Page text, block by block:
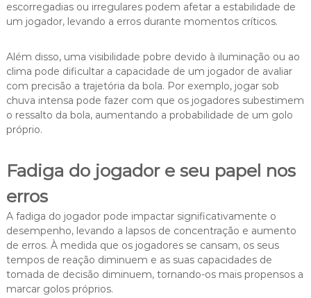
escorregadias ou irregulares podem afetar a estabilidade de
um jogador, levando a erros durante momentos críticos.
Além disso, uma visibilidade pobre devido à iluminação ou ao
clima pode dificultar a capacidade de um jogador de avaliar
com precisão a trajetória da bola. Por exemplo, jogar sob
chuva intensa pode fazer com que os jogadores subestimem
o ressalto da bola, aumentando a probabilidade de um golo
próprio.
Fadiga do jogador e seu papel nos
erros
A fadiga do jogador pode impactar significativamente o
desempenho, levando a lapsos de concentração e aumento
de erros. À medida que os jogadores se cansam, os seus
tempos de reação diminuem e as suas capacidades de
tomada de decisão diminuem, tornando-os mais propensos a
marcar golos próprios.